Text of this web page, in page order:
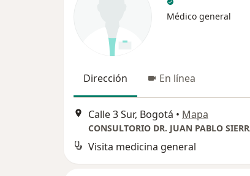
Médico general
Dirección En línea
Calle 3 Sur, Bogotá • Mapa
CONSULTORIO DR. JUAN PABLO
Visita medicina general